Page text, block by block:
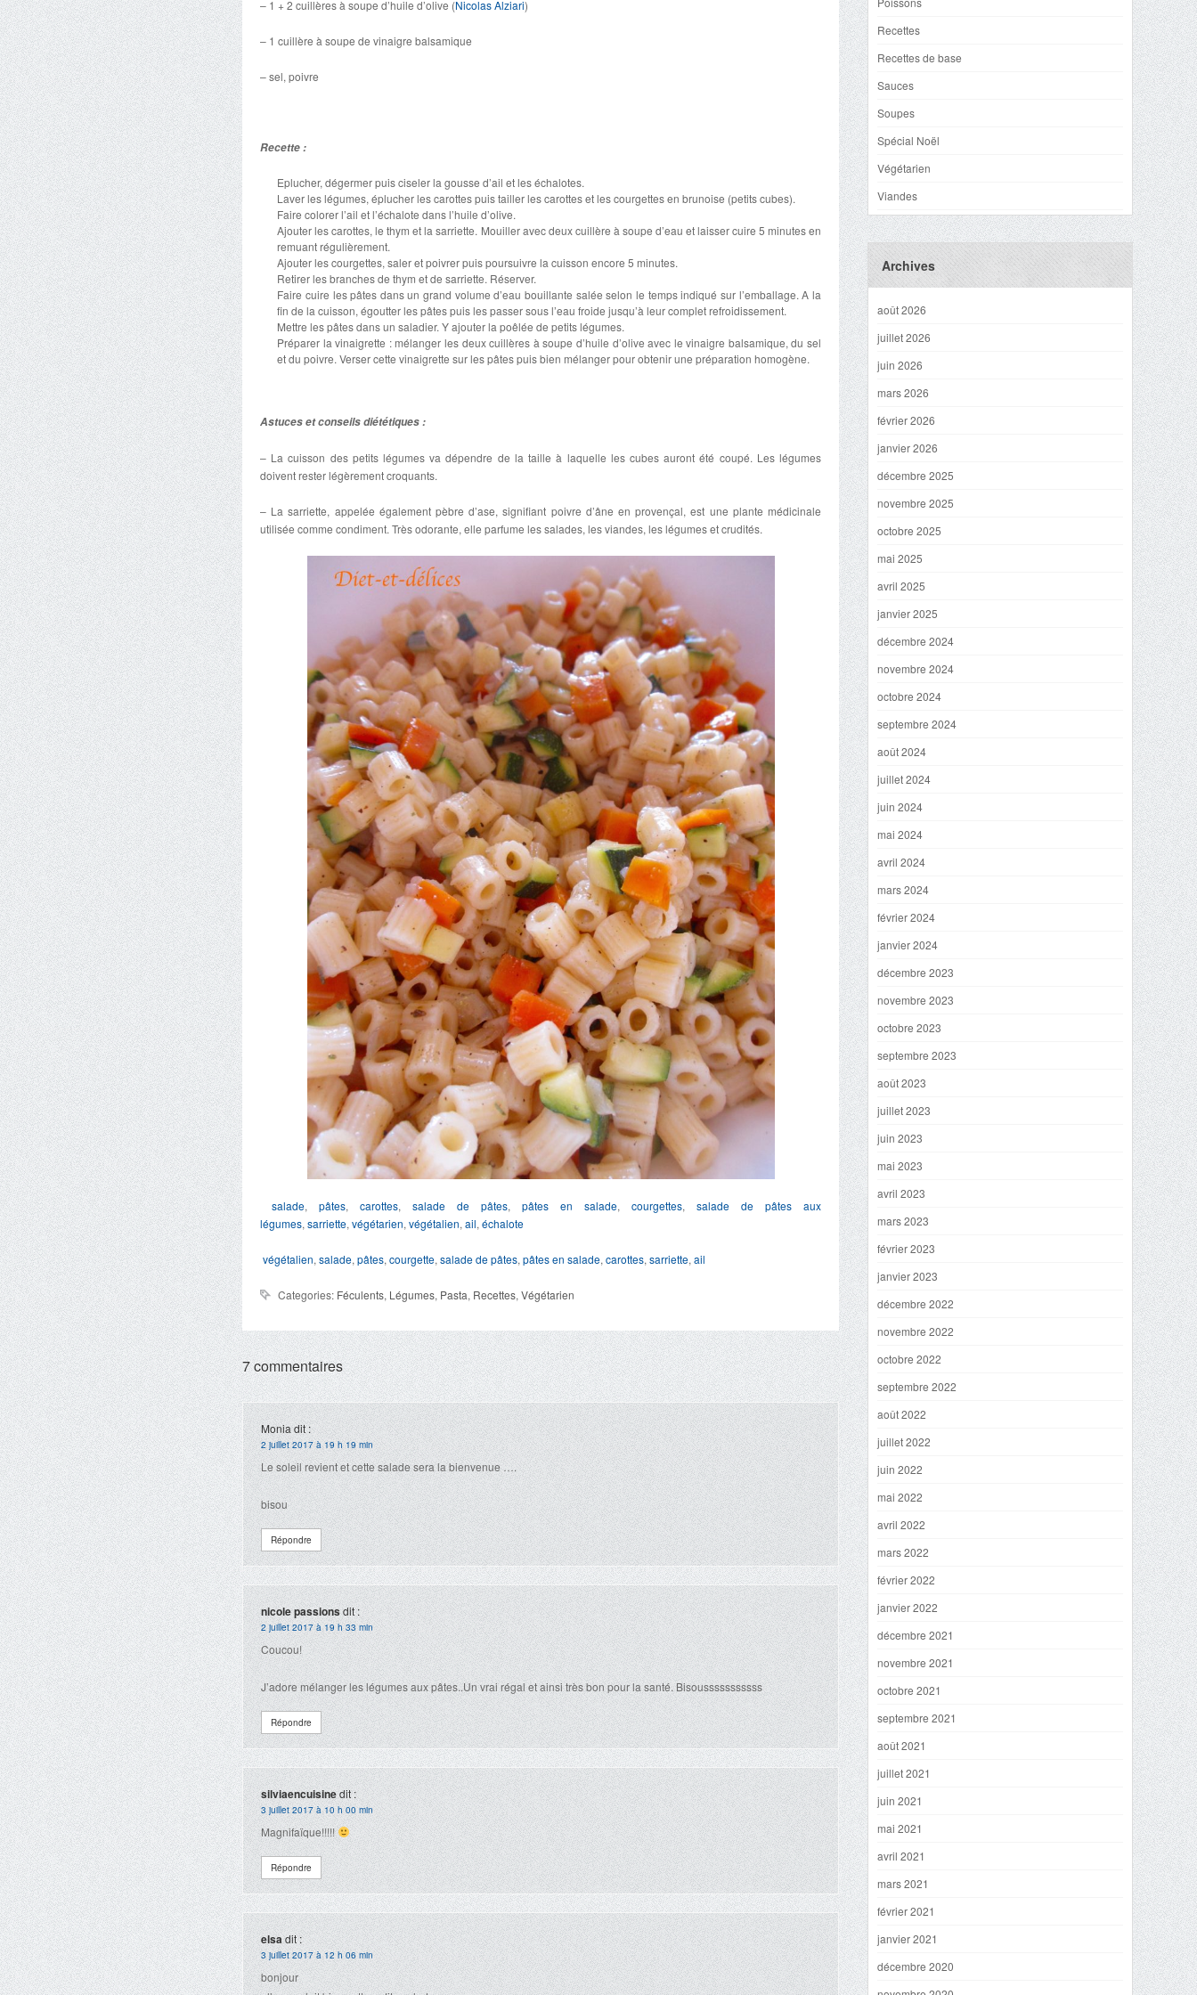
– 1 + 2 cuillères à soupe d’huile d’olive (Nicolas Alziari)
– 1 cuillère à soupe de vinaigre balsamique
– sel, poivre
Recette :
Eplucher, dégermer puis ciseler la gousse d’ail et les échalotes.
Laver les légumes, éplucher les carottes puis tailler les carottes et les courgettes en brunoise (petits cubes).
Faire colorer l’ail et l’échalote dans l’huile d’olive.
Ajouter les carottes, le thym et la sarriette. Mouiller avec deux cuillère à soupe d’eau et laisser cuire 5 minutes en
remuant régulièrement.
Ajouter les courgettes, saler et poivrer puis poursuivre la cuisson encore 5 minutes.
Retirer les branches de thym et de sarriette. Réserver.
Faire cuire les pâtes dans un grand volume d’eau bouillante salée selon le temps indiqué sur l’emballage. A la
fin de la cuisson, égoutter les pâtes puis les passer sous l’eau froide jusqu’à leur complet refroidissement.
Mettre les pâtes dans un saladier. Y ajouter la poêlée de petits légumes.
Préparer la vinaigrette : mélanger les deux cuillères à soupe d’huile d’olive avec le vinaigre balsamique, du sel
et du poivre. Verser cette vinaigrette sur les pâtes puis bien mélanger pour obtenir une préparation homogène.
Astuces et conseils diététiques :
– La cuisson des petits légumes va dépendre de la taille à laquelle les cubes auront été coupé. Les légumes
doivent rester légèrement croquants.
– La sarriette, appelée également pèbre d’ase, signifiant poivre d’âne en provençal, est une plante médicinale
utilisée comme condiment. Très odorante, elle parfume les salades, les viandes, les légumes et crudités.
salade, pâtes, carottes, salade de pâtes, pâtes en salade, courgettes, salade de pâtes aux
légumes, sarriette, végétarien, végétalien, ail, échalote
végétalien, salade, pâtes, courgette, salade de pâtes, pâtes en salade, carottes, sarriette, ail
Categories: Féculents, Légumes, Pasta, Recettes, Végétarien
7 commentaires
Moniadit :
2 juillet 2017 à 19 h 19 min
Le soleil revient et cette salade sera la bienvenue ….
bisou
Répondre
nicole passionsdit :
2 juillet 2017 à 19 h 33 min
Coucou!
J’adore mélanger les légumes aux pâtes..Un vrai régal et ainsi très bon pour la santé. Bisousssssssssss
Répondre
silviaencuisinedit :
3 juillet 2017 à 10 h 00 min
Magnifaïque!!!!!
Répondre
elsadit :
3 juillet 2017 à 12 h 06 min
bonjour
Recettes
Recettes de base
Sauces
Soupes
Spécial Noël
Végétarien
Viandes
Archives
août 2026
juillet 2026
juin 2026
mars 2026
février 2026
janvier 2026
décembre 2025
novembre 2025
octobre 2025
mai 2025
avril 2025
janvier 2025
décembre 2024
novembre 2024
octobre 2024
septembre 2024
août 2024
juillet 2024
juin 2024
mai 2024
avril 2024
mars 2024
février 2024
janvier 2024
décembre 2023
novembre 2023
octobre 2023
septembre 2023
août 2023
juillet 2023
juin 2023
mai 2023
avril 2023
mars 2023
février 2023
janvier 2023
décembre 2022
novembre 2022
octobre 2022
septembre 2022
août 2022
juillet 2022
juin 2022
mai 2022
avril 2022
mars 2022
février 2022
janvier 2022
décembre 2021
novembre 2021
octobre 2021
septembre 2021
août 2021
juillet 2021
juin 2021
mai 2021
avril 2021
mars 2021
février 2021
janvier 2021
décembre 2020